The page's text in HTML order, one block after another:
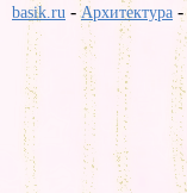
basik.ru -Архитектура -